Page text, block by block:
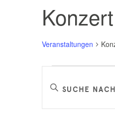
Konzert
Veranstaltungen
Suche
Schlüsselwort
eingeben.